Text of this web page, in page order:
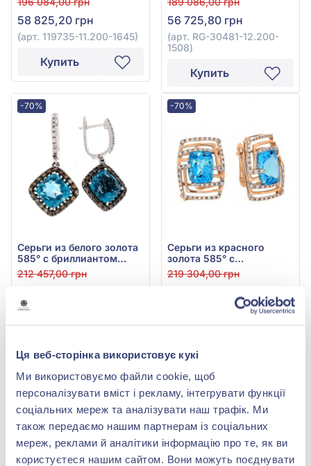
Ця веб-сторінка використовує кукі
Ми використовуємо файли cookie, щоб
персоналізувати вміст і рекламу, інтегрувати функції
соціальних мереж та аналізувати наш трафік. Ми
також передаємо нашим партнерам із соціальних
мереж, реклами й аналітики інформацію про те, як ви
користуєтеся нашим сайтом. Вони можуть поєднувати
топазом Swiss Blue
9,94ct, арт. 119735-
11.200-1645
58 825,20 грн
(арт. 119735-11.200-1645)
Купить
Sky Blue 13,55ct, арт. RG-
30481-12.200-1508
56 725,80 грн
(арт. RG-30481-12.200-
1508)
Купить
-70%
Серьги из белого золота
585° с бриллиантом
0,51ct и топазом Swiss
Blue 9,69ct, арт. E23299-
212 457,00 грн
(арт. E23299-9.155-1648)
-70%
Серьги из красного
золота 585° с
бриллиантом 0,43ct и
топазом Sky Blue 6,7ct,
219 304,00 грн
(арт. RG-32143-12.200-
-70% -70%